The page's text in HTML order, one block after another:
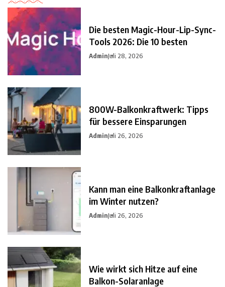
Die besten Magic-Hour-Lip-Sync-
Tools 2026: Die 10 besten
AdminJuli 28, 2026
800W-Balkonkraftwerk: Tipps
für bessere Einsparungen
AdminJuli 26, 2026
Kann man eine Balkonkraftanlage
im Winter nutzen?
AdminJuli 26, 2026
Wie wirkt sich Hitze auf eine
Balkon-Solaranlage